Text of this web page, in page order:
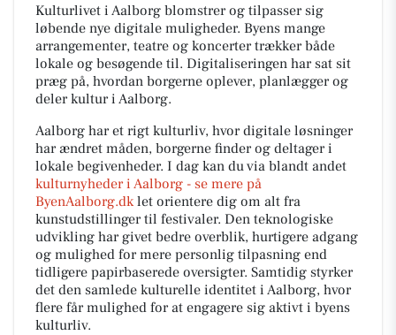
Kulturlivet i Aalborg blomstrer og tilpasser sig
løbende nye digitale muligheder. Byens mange
arrangementer, teatre og koncerter trækker både
lokale og besøgende til. Digitaliseringen har sat sit
præg på, hvordan borgerne oplever, planlægger og
deler kultur i Aalborg.
Aalborg har et rigt kulturliv, hvor digitale løsninger
har ændret måden, borgerne finder og deltager i
lokale begivenheder. I dag kan du via blandt andet
kulturnyheder i Aalborg - se mere på
ByenAalborg.dklet orientere dig om alt fra
kunstudstillinger til festivaler. Den teknologiske
udvikling har givet bedre overblik, hurtigere adgang
og mulighed for mere personlig tilpasning end
tidligere papirbaserede oversigter. Samtidig styrker
det den samlede kulturelle identitet i Aalborg, hvor
flere får mulighed for at engagere sig aktivt i byens
kulturliv.